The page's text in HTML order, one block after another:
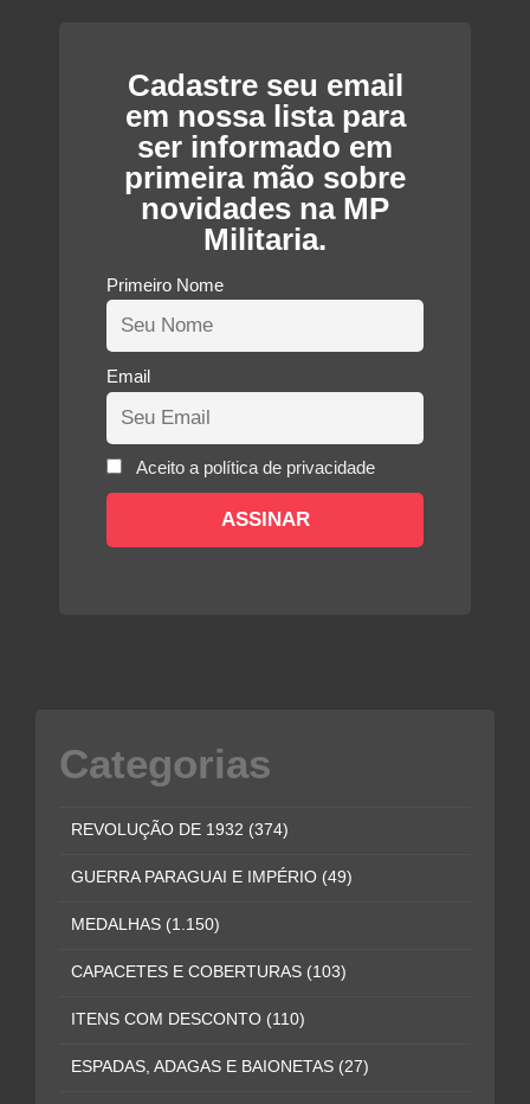
Cadastre seu email
em nossa lista para
ser informado em
primeira mão sobre
novidades na MP
Militaria.
Primeiro Nome
Email
Aceito a política de privacidade
Categorias
REVOLUÇÃO DE 1932 (374)
GUERRA PARAGUAI E IMPÉRIO (49)
MEDALHAS (1.150)
CAPACETES E COBERTURAS (103)
ITENS COM DESCONTO (110)
ESPADAS, ADAGAS E BAIONETAS (27)